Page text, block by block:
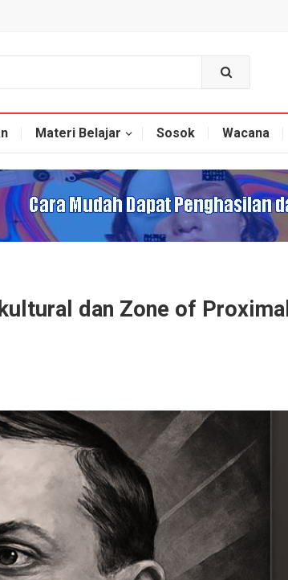
Materi Belajar Sosok Wacana
dan Zone of Proximal